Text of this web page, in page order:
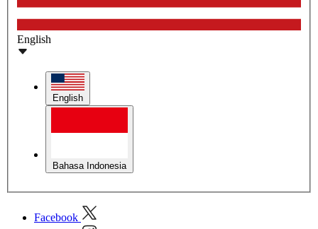
English
English
Bahasa Indonesia
Facebook